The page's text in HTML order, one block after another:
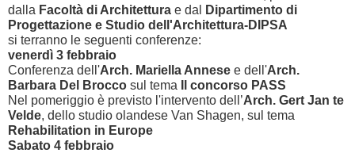
dalla Facoltà di Architettura e dal Dipartimento di
Progettazione e Studio dell'Architettura-DIPSA
si terranno le seguenti conferenze:
venerdì 3 febbraio
Conferenza dell'Arch. Mariella Annese e dell'Arch.
Barbara Del Brocco sul tema
Il concorso PASS
Nel pomeriggio è previsto l'intervento dell’Arch. Gert Jan te
Velde, dello studio olandese Van Shagen, sul tema
Rehabilitation in Europe
Sabato 4 febbraio